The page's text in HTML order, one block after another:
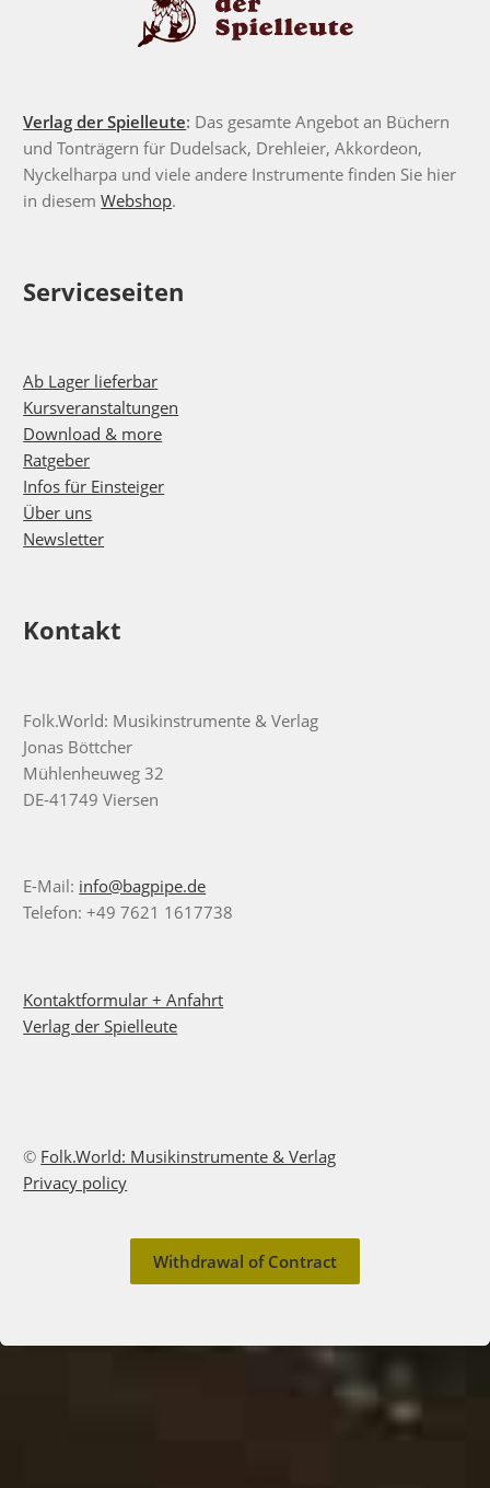
Verlag der Spielleute: Das gesamte Angebot an Büchern
und Tonträgern für Dudelsack, Drehleier, Akkordeon,
Nyckelharpa und viele andere Instrumente finden Sie hier
in diesemWebshop.
Serviceseiten
Ab Lager lieferbar
Kursveranstaltungen
Download & more
Ratgeber
Infos für Einsteiger
Über uns
Newsletter
Kontakt
Folk.World: Musikinstrumente & Verlag
Jonas Böttcher
Mühlenheuweg 32
DE-41749 Viersen
E-Mail: info@bagpipe.de
Telefon: +49 7621 1617738
Kontaktformular + Anfahrt
Verlag der Spielleute
© Folk.World: Musikinstrumente & Verlag
Privacy policy
Withdrawal of Contract